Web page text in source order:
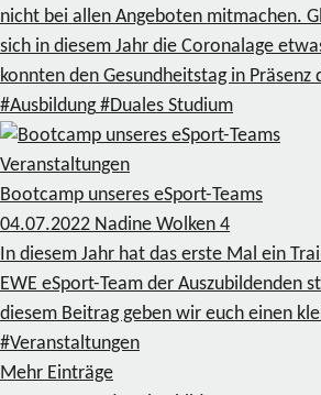
nicht bei allen Angeboten mitmachen.
sich in diesem Jahr die Coronalage
konnten den Gesundheitstag in Präsenz
#Ausbildung #Duales Studium
Veranstaltungen
Bootcamp unseres eSport-Teams
04.07.2022 Nadine Wolken 4
In diesem Jahr hat das erste Mal ein
EWE eSport-Team der Auszubildenden
diesem Beitrag geben wir euch einen
#Veranstaltungen
Mehr Einträge